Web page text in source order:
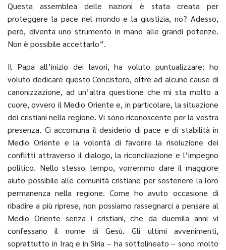
Questa assemblea delle nazioni è stata creata per
proteggere la pace nel mondo e la giustizia, no? Adesso,
però, diventa uno strumento in mano alle grandi potenze.
Non è possibile accettarlo”.
Il Papa all’inizio dei lavori, ha voluto puntualizzare: ho
voluto dedicare questo Concistoro, oltre ad alcune cause di
canonizzazione, ad un’altra questione che mi sta molto a
cuore, ovvero il Medio Oriente e, in particolare, la situazione
dei cristiani nella regione. Vi sono riconoscente per la vostra
presenza. Ci accomuna il desiderio di pace e di stabilità in
Medio Oriente e la volontà di favorire la risoluzione dei
conflitti attraverso il dialogo, la riconciliazione e l’impegno
politico. Nello stesso tempo, vorremmo dare il maggiore
aiuto possibile alle comunità cristiane per sostenere la loro
permanenza nella regione. Come ho avuto occasione di
ribadire a più riprese, non possiamo rassegnarci a pensare al
Medio Oriente senza i cristiani, che da duemila anni vi
confessano il nome di Gesù. Gli ultimi avvenimenti,
soprattutto in Iraq e in Siria – ha sottolineato – sono molto